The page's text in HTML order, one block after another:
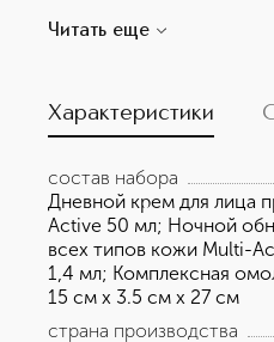
средство нового
изготовлена из
переработки.* Для
Читать еще
Характеристики
состав набора
Дневной крем для лица
Active 50 мл; Ночной
всех типов кожи Multi-
1,4 мл; Комплексная
15 см х 3.5 см х 27 см
страна производства